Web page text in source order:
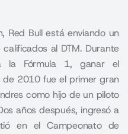
Red Bull está enviando un
al DTM. Durante
la Fórmula 1, ganar el
2010 fue el primer gran
como hijo de un piloto
años después, ingresó a
en el Campeonato de